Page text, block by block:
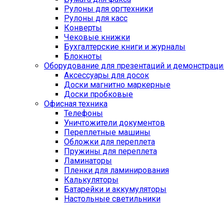
Рулоны для оргтехники
Рулоны для касс
Конверты
Чековые книжки
Бухгалтерские книги и журналы
Блокноты
Оборудование для презентаций и
Аксессуары для досок
Доски магнитно маркерные
Доски пробковые
Офисная техника
Телефоны
Уничтожители документов
Переплетные машины
Обложки для переплета
Пружины для переплета
Ламинаторы
Пленки для ламинирования
Калькуляторы
Батарейки и аккумуляторы
Настольные светильники